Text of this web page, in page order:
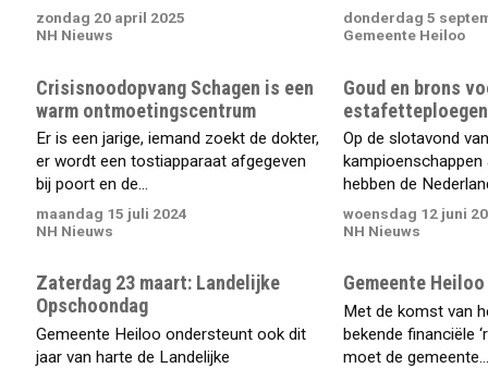
zondag 20 april 2025
NH Nieuws
donderdag 5
Gemeente Heiloo
Crisisnoodopvang Schagen is een
warm ontmoetingscentrum
Er is een jarige, iemand zoekt de dokter,
er wordt een tostiapparaat afgegeven
bij poort en de...
maandag 15 juli 2024
NH Nieuws
Goud en brons
Op de slotavond
hebben de
woensdag 12 juni
NH Nieuws
Zaterdag 23 maart: Landelijke
Opschoondag
Gemeente Heiloo ondersteunt ook dit
jaar van harte de Landelijke
Gemeente
Met de komst van
bekende financiële
moet de gemeente...